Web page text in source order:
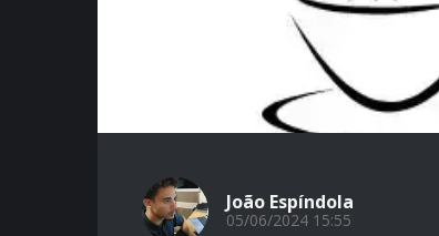
João Espíndola
05/06/2024 15:55